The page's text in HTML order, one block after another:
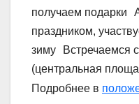
получаем подарки
праздником,
зиму
Встречаемся
(центральная
Подробнее в